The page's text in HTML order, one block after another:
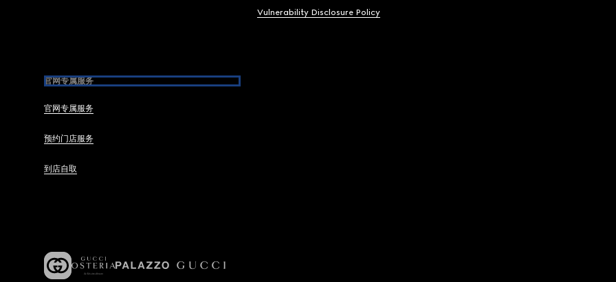
Vulnerability Disclosure Policy
官网专属服务
官网专属服务
预约门店服务
到店自取